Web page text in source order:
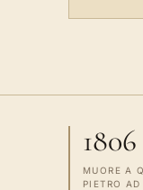
1806
MUORE A
PIETRO AD